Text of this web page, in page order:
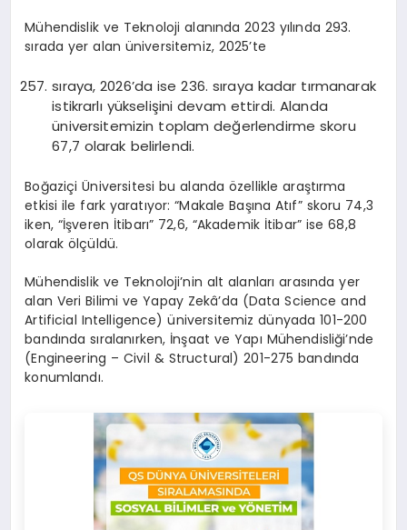
Mühendislik ve Teknoloji alanında 2023 yılında 293.
sırada yer alan üniversitemiz, 2025’te
sıraya, 2026’da ise 236. sıraya kadar tırmanarak
istikrarlı yükselişini devam ettirdi. Alanda
üniversitemizin toplam değerlendirme skoru
67,7 olarak belirlendi.
Boğaziçi Üniversitesi bu alanda özellikle araştırma
etkisi ile fark yaratıyor: “Makale Başına Atıf” skoru 74,3
iken, “İşveren İtibarı” 72,6, “Akademik İtibar” ise 68,8
olarak ölçüldü.
Mühendislik ve Teknoloji’nin alt alanları arasında yer
alan Veri Bilimi ve Yapay Zekâ’da (Data Science and
Artificial Intelligence) üniversitemiz dünyada 101-200
bandında sıralanırken, İnşaat ve Yapı Mühendisliği’nde
(Engineering – Civil & Structural) 201-275 bandında
konumlandı.